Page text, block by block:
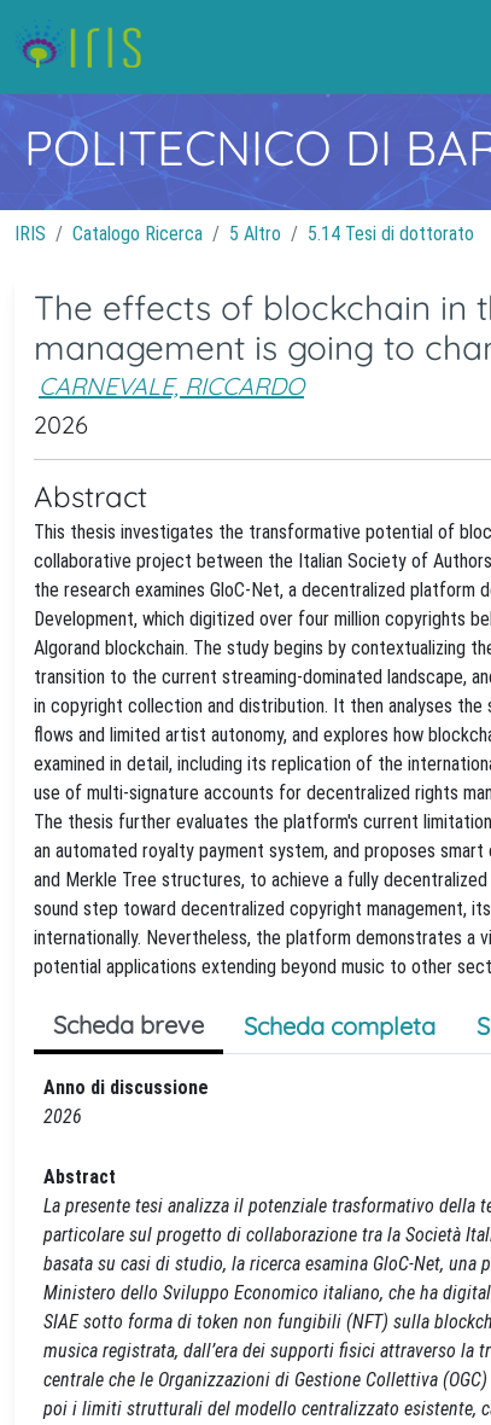
POLITECNICO DI
IRIS Catalogo Ricerca 5 Altro 5.14 Tesi di dottorato
The effects of blockchain in
management is going to
CARNEVALE, RICCARDO
2026
Abstract
This thesis investigates the transformative potential of
collaborative project between the Italian Society of
the research examines GloC-Net, a decentralized
Development, which digitized over four million copyrights
Algorand blockchain. The study begins by contextualizing
transition to the current streaming-dominated landscape,
in copyright collection and distribution. It then analyses
flows and limited artist autonomy, and explores how
examined in detail, including its replication of the
use of multi-signature accounts for decentralized rights
The thesis further evaluates the platform's current
an automated royalty payment system, and proposes
and Merkle Tree structures, to achieve a fully
sound step toward decentralized copyright management,
internationally. Nevertheless, the platform demonstrates
potential applications extending beyond music to other
Scheda breve Scheda completa
Anno di discussione
2026
Abstract
La presente tesi analizza il potenziale trasformativo della
particolare sul progetto di collaborazione tra la Società
basata su casi di studio, la ricerca esamina GloC-Net,
Ministero dello Sviluppo Economico italiano, che ha
SIAE sotto forma di token non fungibili (NFT) sulla
musica registrata, dall’era dei supporti fisici attraverso la
centrale che le Organizzazioni di Gestione Collettiva
poi i limiti strutturali del modello centralizzato esistente,